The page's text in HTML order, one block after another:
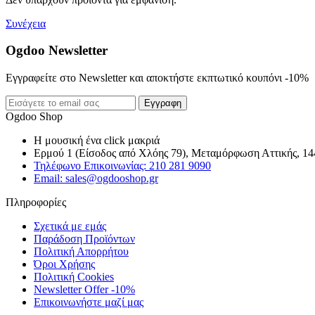
Συνέχεια
Ogdoo Newsletter
Εγγραφείτε στο Newsletter και αποκτήστε εκπτωτικό κουπόνι -10%
Εγγραφη
Ogdoo Shop
Η μουσική ένα click μακριά
Ερμού 1 (Είσοδος από Χλόης 79), Μεταμόρφωση Αττικής,
Τηλέφωνο Επικοινωνίας: 210 281 9090
Email: sales@ogdooshop.gr
Πληροφορίες
Σχετικά με εμάς
Παράδοση Προϊόντων
Πολιτική Απορρήτου
Όροι Χρήσης
Πολιτική Cookies
Newsletter Offer -10%
Επικοινωνήστε μαζί μας